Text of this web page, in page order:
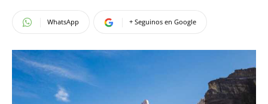
WhatsApp + Seguinos en Google